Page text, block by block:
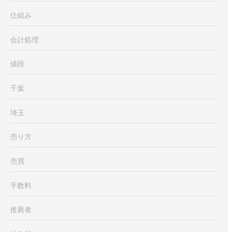
仕組み
会計処理
値段
千葉
埼玉
売り方
売買
手数料
推薦者